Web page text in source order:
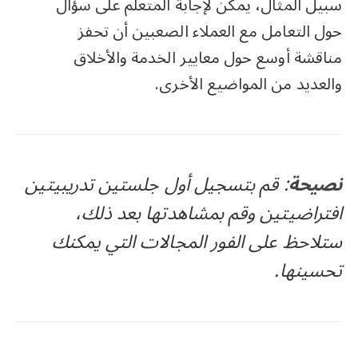
حول التعامل مع العملاء الصعبين أن تحفز
مناقشة أوسع حول معايير الخدمة والأخلاق
والعديد من المواضيع الأخرى.
نصيحة: قم بتسجيل أول جلستين تدريبيتين
افتراضيتين وقم بمشاهدتها بعد ذلك،
ستلاحظ على الفور المجالات التي يمكنك
تحسينها.